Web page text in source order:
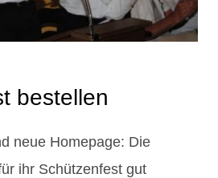
bestellen
neue Homepage: Die
ihr Schützenfest gut